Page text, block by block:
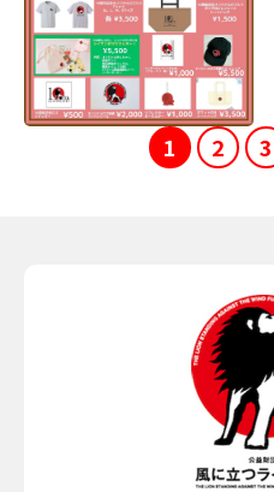
1 2 3